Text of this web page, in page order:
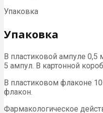
Упаковка
Упаковка
В пластиковой ампуле 0,5
5 ампул. В картонной
В пластиковом флаконе
флакон.
Фармакологическое